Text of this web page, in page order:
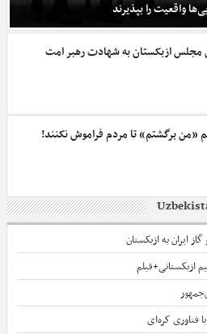
واقعیت‌ را بپذیرند
ازبکستان به شهادت رهبر امت
«من برگشتم» تا مردم فراموش نکنند!
ایران به ازبکستان
ازبکستانی+فیلم
فناوری کره‌ای